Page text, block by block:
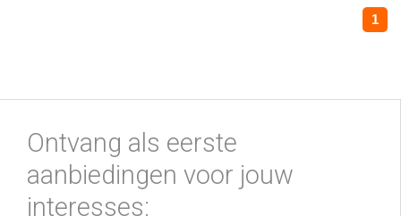
1
Ontvang als eerste
aanbiedingen voor jouw
interesses: